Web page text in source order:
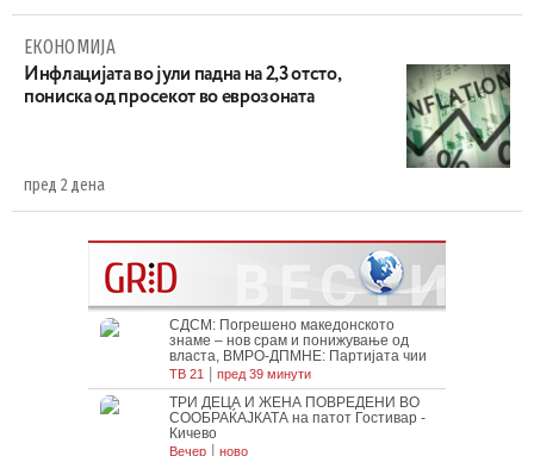
ЕКОНОМИЈА
Инфлацијата во јули падна на 2,3 отсто,
пониска од просекот во еврозоната
пред 2 дена